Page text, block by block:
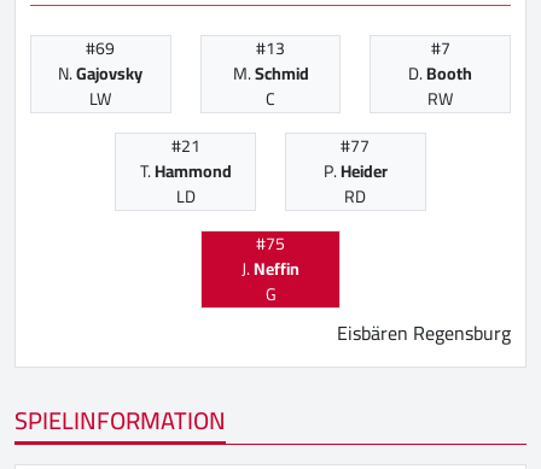
#69
N.Gajovsky
LW
#13
M.Schmid
C
#7
D.Booth
RW
#21
T.Hammond
LD
#77
P.Heider
RD
#75
J.Neffin
G
Eisbären Regensburg
SPIELINFORMATION